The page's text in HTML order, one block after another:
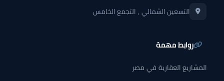
التسعين الشمالي , التجمع الخامس
روابط مهمة
المشاريع العقارية في مصر